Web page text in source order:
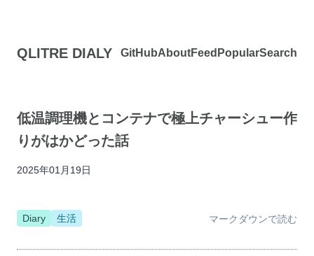
QLITRE DIALY GitHubAboutFeed PopularSearch
低温調理機とコンテナで極上チャーシュー作
りがはかどった話
2025年01月19日
Diary 生活 マークダウンで読む